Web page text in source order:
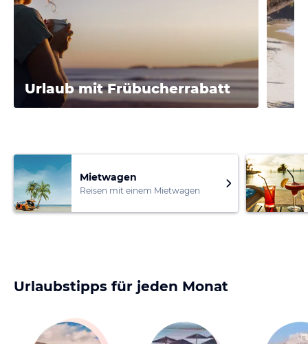
Urlaub mit Frübucherrabatt
Mietwagen
Reisen mit einem Mietwagen
Urlaubstipps für jeden Monat